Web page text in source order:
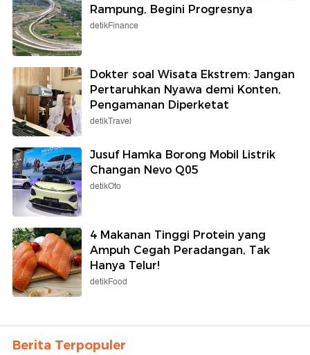
Rampung, Begini Progresnya
detikFinance
Dokter soal Wisata Ekstrem: Jangan
Pertaruhkan Nyawa demi Konten,
Pengamanan Diperketat
detikTravel
Jusuf Hamka Borong Mobil Listrik
Changan Nevo Q05
detikOto
4 Makanan Tinggi Protein yang
Ampuh Cegah Peradangan, Tak
Hanya Telur!
detikFood
Berita Terpopuler